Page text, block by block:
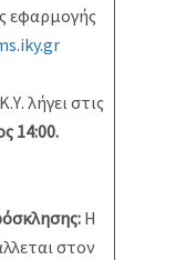
εφαρμογής
λήγει στις
14:00.
Η
στον